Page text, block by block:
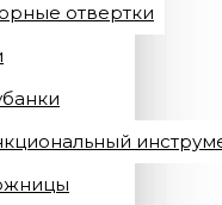
отвертки